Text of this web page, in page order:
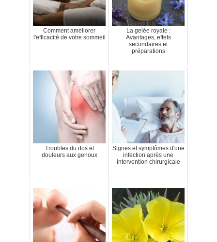
Comment améliorer
l'efficacité de votre sommeil
La gelée royale :
Avantages, effets
secondaires et
préparations
Troubles du dos et
douleurs aux genoux
Signes et symptômes d'une
infection après une
intervention chirurgicale